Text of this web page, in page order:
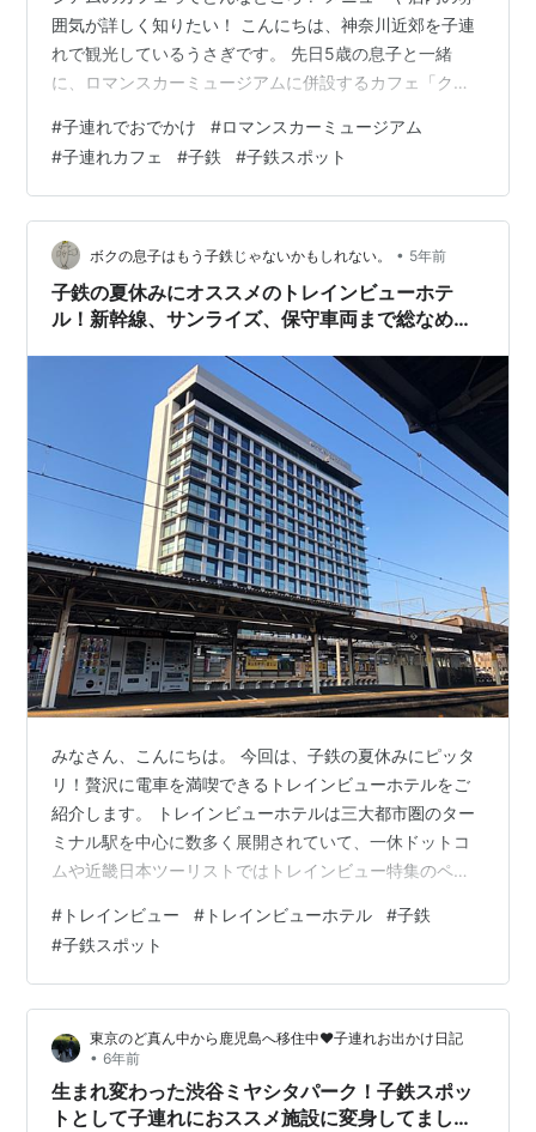
囲気が詳しく知りたい！ こんにちは、神奈川近郊を子連
れで観光しているうさぎです。 先日5歳の息子と一緒
に、ロマンスカーミュージアムに併設するカフェ「クラ
ージアムのカフェ「クラブハウス」の店内は開放的な雰
囲気で、ゆっくりくつろぐことができます。 ロマンスカ
ードッグや歴代ロマンスカーを印刷した飲める車両図鑑
など… 小田急ロマンスカーにまつわるメニューが楽しめ
るのもうれしいポイント♡ 本文では、ロマンスカーミュ
ージアムのカフェ「クラブハウス」につ…
#子連れでおでかけ #ロマンスカーミュージアム
#子連れカフェ #子鉄 #子鉄スポット
ボクの息子はもう子鉄じゃないかもしれない。 • 5年前
子鉄の夏休みにオススメのトレインビューホテ
ル！新幹線、サンライズ、保守車両まで総なめの
みなさん、こんにちは。 今回は、子鉄の夏休みにピッタ
リ！贅沢に電車を満喫できるトレインビューホテルをご
紹介します。 トレインビューホテルは三大都市圏のター
ミナル駅を中心に数多く展開されていて、一休ドットコ
ムや近畿日本ツーリストではトレインビュー特集のペー
イトでも紹介していない、鉄道マニア親子だからこそ発
見した超穴場ホテル、「富士山三島東急ホテル」です。
三島駅至近の富士山三島東急ホテルは新たなランドマー
クとして存在感が際立つ。 富士山三島東急ホテルの特徴
は、新幹線、特急踊り子や普通電車はもちろん、貨物列
車も頻繁に通るほか、確認車、採石運搬車、…
# トレインビュー # トレインビューホテル #子鉄
#子鉄スポット
東京のど真ん中から鹿児島へ移住中❤︎子連れお出かけ日記
• 6年前
生まれ変わった渋谷ミヤシタパーク！子鉄スポッ
トとして子連れにおススメ施設に変身してました